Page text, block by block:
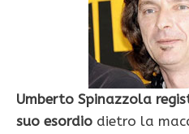
Umberto Spinazzola
suo esordio dietro la